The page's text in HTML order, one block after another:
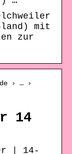
mit
zur
› … ›
14
| 14-